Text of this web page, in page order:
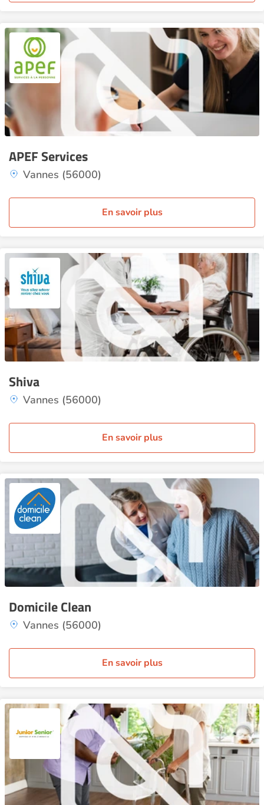
APEF Services
Vannes (56000)
En savoir plus
Shiva
Vannes (56000)
En savoir plus
Domicile Clean
Vannes (56000)
En savoir plus